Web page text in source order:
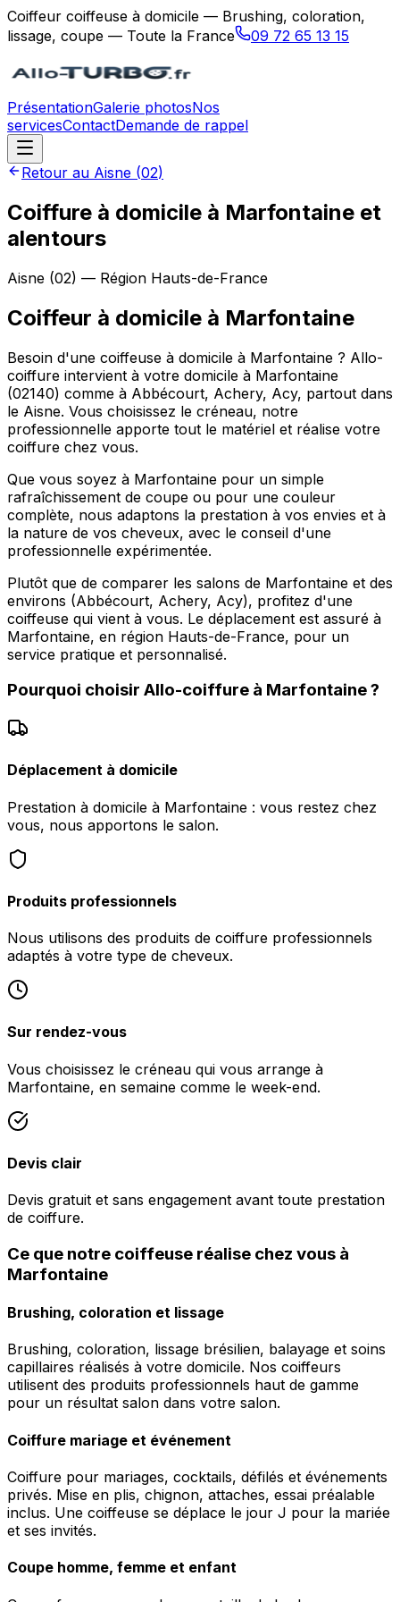
Coiffeur coiffeuse à domicile — Brushing, coloration,
lissage, coupe — Toute la France
09 72 65 13 15
PrésentationGalerie photosNos
servicesContactDemande de rappel
Retour au Aisne (02)
Coiffure à domicile à Marfontaine et
alentours
Aisne (02) — Région Hauts-de-France
Coiffeur à domicile à Marfontaine
Besoin d'une coiffeuse à domicile à Marfontaine ? Allo-
coiffure intervient à votre domicile à Marfontaine
(02140) comme à Abbécourt, Achery, Acy, partout dans
le Aisne. Vous choisissez le créneau, notre
professionnelle apporte tout le matériel et réalise votre
coiffure chez vous.
Que vous soyez à Marfontaine pour un simple
rafraîchissement de coupe ou pour une couleur
complète, nous adaptons la prestation à vos envies et à
la nature de vos cheveux, avec le conseil d'une
professionnelle expérimentée.
Plutôt que de comparer les salons de Marfontaine et des
environs (Abbécourt, Achery, Acy), profitez d'une
coiffeuse qui vient à vous. Le déplacement est assuré à
Marfontaine, en région Hauts-de-France, pour un
service pratique et personnalisé.
Pourquoi choisir Allo-coiffure à Marfontaine?
Déplacement à domicile
Prestation à domicile à Marfontaine : vous restez chez
vous, nous apportons le salon.
Produits professionnels
Nous utilisons des produits de coiffure professionnels
adaptés à votre type de cheveux.
Sur rendez-vous
Vous choisissez le créneau qui vous arrange à
Marfontaine, en semaine comme le week-end.
Devis clair
Devis gratuit et sans engagement avant toute prestation
de coiffure.
Ce que notre coiffeuse réalise chez vous à
Marfontaine
Brushing, coloration et lissage
Brushing, coloration, lissage brésilien, balayage et soins
capillaires réalisés à votre domicile. Nos coiffeurs
utilisent des produits professionnels haut de gamme
pour un résultat salon dans votre salon.
Coiffure mariage et événement
Coiffure pour mariages, cocktails, défilés et événements
privés. Mise en plis, chignon, attaches, essai préalable
inclus. Une coiffeuse se déplace le jour J pour la mariée
et ses invités.
Coupe homme, femme et enfant